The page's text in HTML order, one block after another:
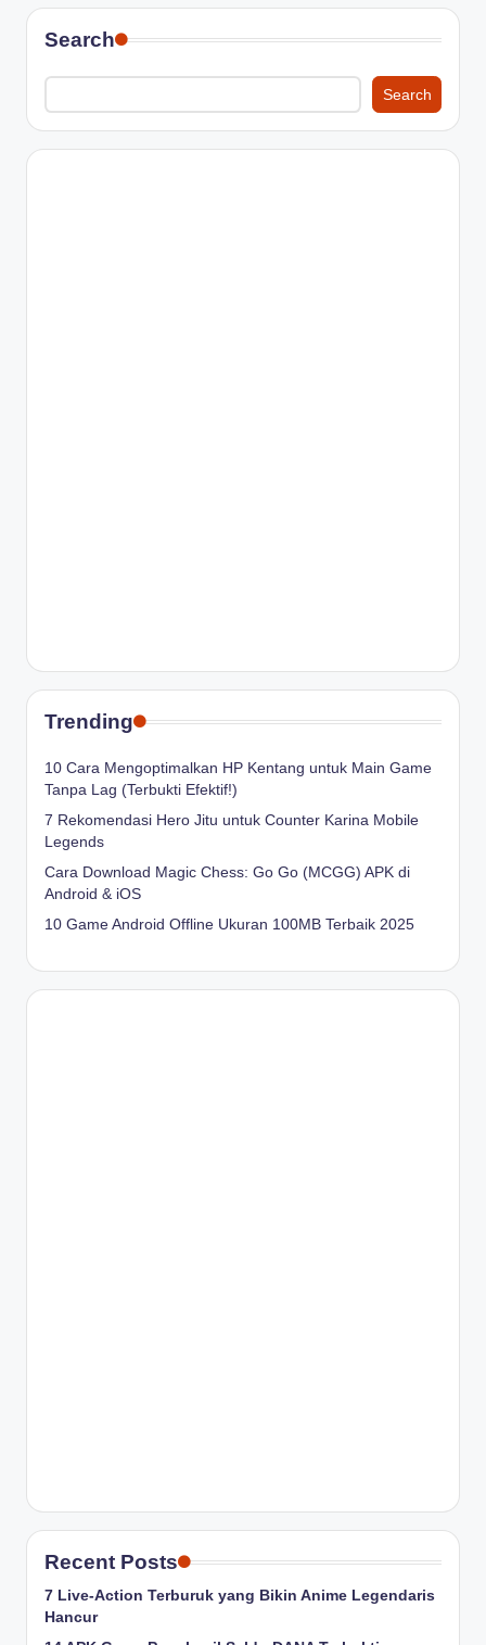
Search
Search
Trending
10 Cara Mengoptimalkan HP Kentang untuk Main Game
Tanpa Lag (Terbukti Efektif!)
7 Rekomendasi Hero Jitu untuk Counter Karina Mobile
Legends
Cara Download Magic Chess: Go Go (MCGG) APK di
Android & iOS
10 Game Android Offline Ukuran 100MB Terbaik 2025
Recent Posts
7 Live-Action Terburuk yang Bikin Anime Legendaris
Hancur